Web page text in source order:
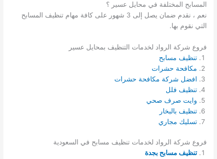
المسابح المختلفة في محايل عسير ؟
نعم ، نقدم ضمان يصل إلى 3 شهور على كافة مهام تنظيف المسابح
التي نقوم بها.
فروع شركة الرواد لخدمات التنظيف بمحايل عسير
تنظيف مسابح
مكافحة حشرات
افضل شركة مكافحة حشرات
تنظيف فلل
وايت صرف صحي
تنظيف بالبخار
تسليك مجاري
فروع شركة الرواد لخدمات تنظيف مسابح في السعودية
تنظيف مسابح بجدة